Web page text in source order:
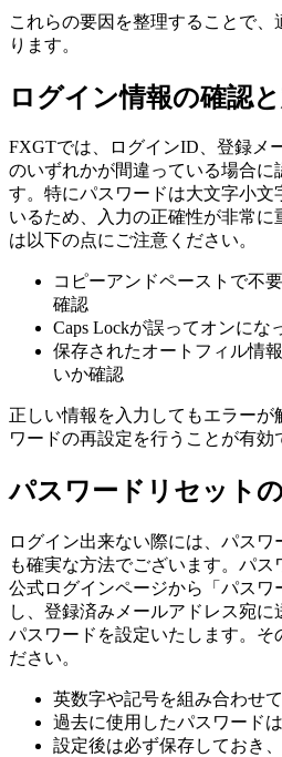
これらの要因を整理することで
ります。
ログイン情報の確認
FXGTでは、ログインID、登録メ
のいずれかが間違っている場合に
す。特にパスワードは大文字小文
いるため、入力の正確性が非常
は以下の点にご注意ください。
コピーアンドペーストで不
確認
Caps Lockが誤ってオンにな
保存されたオートフィル情
いか確認
正しい情報を入力してもエラーが
ワードの再設定を行うことが有効
パスワードリセット
ログイン出来ない際には、パス
も確実な方法でございます。パ
公式ログインページから「パスワ
し、登録済みメールアドレス宛
パスワードを設定いたします。そ
ださい。
英数字や記号を組み合わせ
過去に使用したパスワード
設定後は必ず保存しておき